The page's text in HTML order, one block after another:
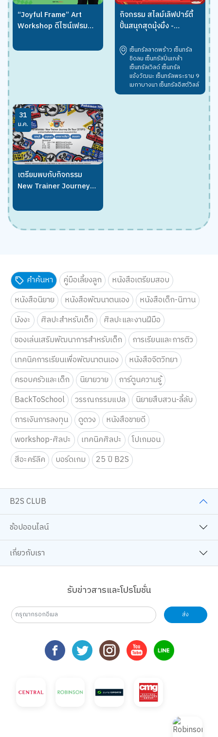
“Joyful Frame” Art
Workshop ดีไซน์เฟรม
เต็มความสนุก จอยทุกเจน
กิจกรรม สไลม์เลิฟปาร์ตี้
ปั้นสนุกสุดมุ้งมิ้ง -
PARTY By Elmer’s
เซ็นทรัลลาดพร้าว เซ็นทรัล
ชิดลม เซ็นทรัลปิ่นเกล้า
เซ็นทรัลเวิลด์ เซ็นทรัล
แจ้งวัฒนะ เซ็นทรัลพระราม 9
เมกาบางนา เซ็นทรัลอีสต์วิลล์
31
ม.ค.
เตรียมพบกับกิจกรรม
New Trainer Journey
คำค้นหา คู่มือเลี้ยงลูก
หนังสือเตรียมสอบ
หนังสือนิยาย
หนังสือพัฒนาตนเอง
หนังสือเด็ก-นิทาน
มังงะ
ศิลปะสำหรับเด็ก
ศิลปะและงานฝีมือ
ของเล่นเสริมพัฒนาการสำหรับเด็ก
การเรียนและการติว
เทคนิคการเรียนเพื่อพัฒนาตนเอง
หนังสือจิตวิทยา
ครอบครัวและเด็ก
นิยายวาย
การ์ตูนความรู้
BackToSchool
วรรณกรรมแปล
นิยายสืบสวน-ลี้ลับ
การเงินการลงทุน
ดูดวง
หนังสือขายดี
workshop-ศิลปะ
เทคนิคศิลปะ
โปเกมอน
สีอะคริลิค
บอร์ดเกม 25 ปี B2S
B2S CLUB
ช้อปออนไลน์
เกี่ยวกับเรา
รับข่าวสารและโปรโมชั่น
ส่ง